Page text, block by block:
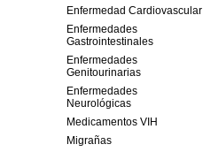
Enfermedad Cardiovascular
Enfermedades
Gastrointestinales
Enfermedades
Genitourinarias
Enfermedades
Neurológicas
Medicamentos VIH
Migrañas